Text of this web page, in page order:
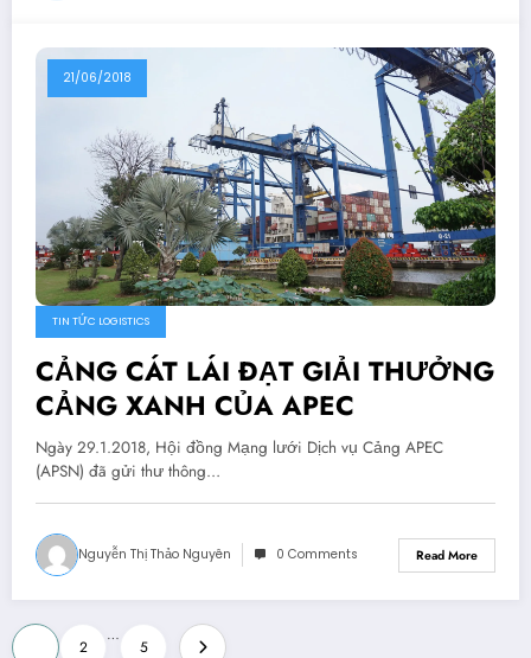
21/06/2018
TIN TỨC LOGISTICS
CẢNG CÁT LÁI ĐẠT GIẢI THƯỞNG
CẢNG XANH CỦA APEC
Ngày 29.1.2018, Hội đồng Mạng lưới Dịch vụ Cảng APEC
(APSN) đã gửi thư thông…
Nguyễn Thị Thảo Nguyên 0 Comments Read More
Posts 2
…
5